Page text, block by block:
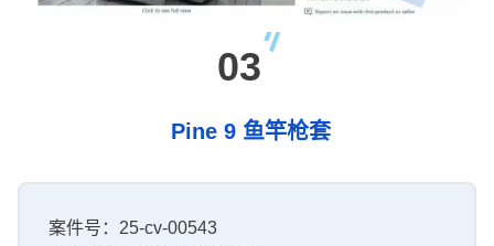
03
Pine 9 鱼竿枪套
案件号：25-cv-00543